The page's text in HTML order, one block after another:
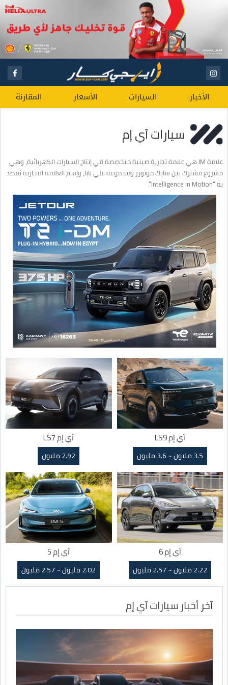
الأخبار السيارات الأسعار المقارنة
سيارات آي إم
علامة IM هي علامة تجارية صينية متخصصة في إنتاج السيارات الكهربائية، وهي
مشروع مشترك بين سايك موتورز ومجموعة علي بابا، وإسم العلامة التجارية يُقصد
به “Intelligence in Motion”.
آي إم LS9
3.5 مليون ~ 3.6 مليون
آي إم LS7
2.92 مليون
آي إم 6
2.22 مليون ~ 2.57 مليون
آي إم 5
2.02 مليون ~ 2.57 مليون
آخرأخبار سيارات آي إم